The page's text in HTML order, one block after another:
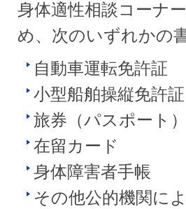
身体適性相談コーナ
め、次のいずれかの
自動車運転免許証
小型船舶操縦免許証
旅券（パスポート）
在留カード
身体障害者手帳
その他公的機関に